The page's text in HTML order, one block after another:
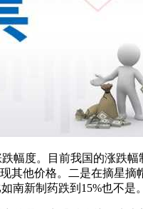
度。目前我国的涨跌幅
其他价格。二是在摘星
南新制药跌到15%也不是。